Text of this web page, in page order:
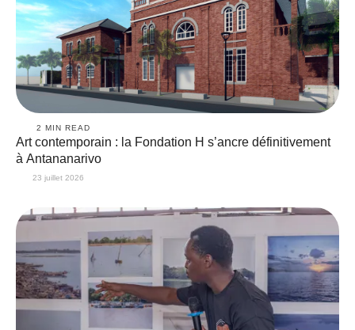
2 MIN READ
Art contemporain : la Fondation H s’ancre définitivement
à Antananarivo
23 juillet 2026